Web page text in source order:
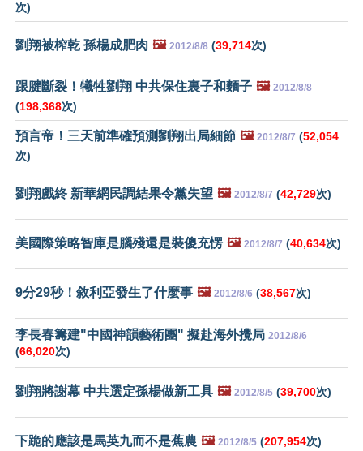
次)
劉翔被榨乾 孫楊成肥肉 🖼️ 2012/8/8 (39,714次)
跟腱斷裂！犧牲劉翔 中共保住裏子和麵子 🖼️ 2012/8/8
(198,368次)
預言帝！三天前準確預測劉翔出局細節 🖼️ 2012/8/7 (52,054
次)
劉翔戲終 新華網民調結果令黨失望 🖼️ 2012/8/7 (42,729次)
美國際策略智庫是腦殘還是裝傻充愣 🖼️ 2012/8/7 (40,634次)
9分29秒！敘利亞發生了什麼事 🖼️ 2012/8/6 (38,567次)
李長春籌建"中國神韻藝術團" 擬赴海外攪局 2012/8/6
(66,020次)
劉翔將謝幕 中共選定孫楊做新工具 🖼️ 2012/8/5 (39,700次)
下跪的應該是馬英九而不是蕉農 🖼️ 2012/8/5 (207,954次)